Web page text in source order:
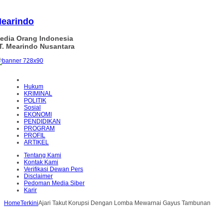
Orang Indonesia
Mearindo Nusantara
Hukum
KRIMINAL
POLITIK
Sosial
EKONOMI
PENDIDIKAN
PROGRAM
PROFIL
ARTIKEL
Tentang Kami
Kontak Kami
Verifikasi Dewan Pers
Disclaimer
Pedoman Media Siber
Karir
HomeTerkiniAjari Takut Korupsi Dengan Lomba Mewarnai Gayus Tambunan